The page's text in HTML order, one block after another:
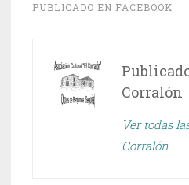
PUBLICADO EN FACEBOOK
Corralón
Ver todas
Corralón